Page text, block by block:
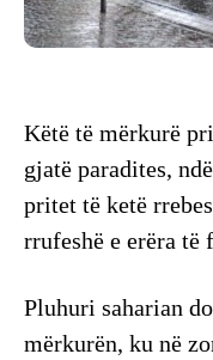
Këtë të mërkurë
gjatë paradites,
pritet të ketë
rrufeshë e erëra të
Pluhuri saharian
mërkurën, ku në